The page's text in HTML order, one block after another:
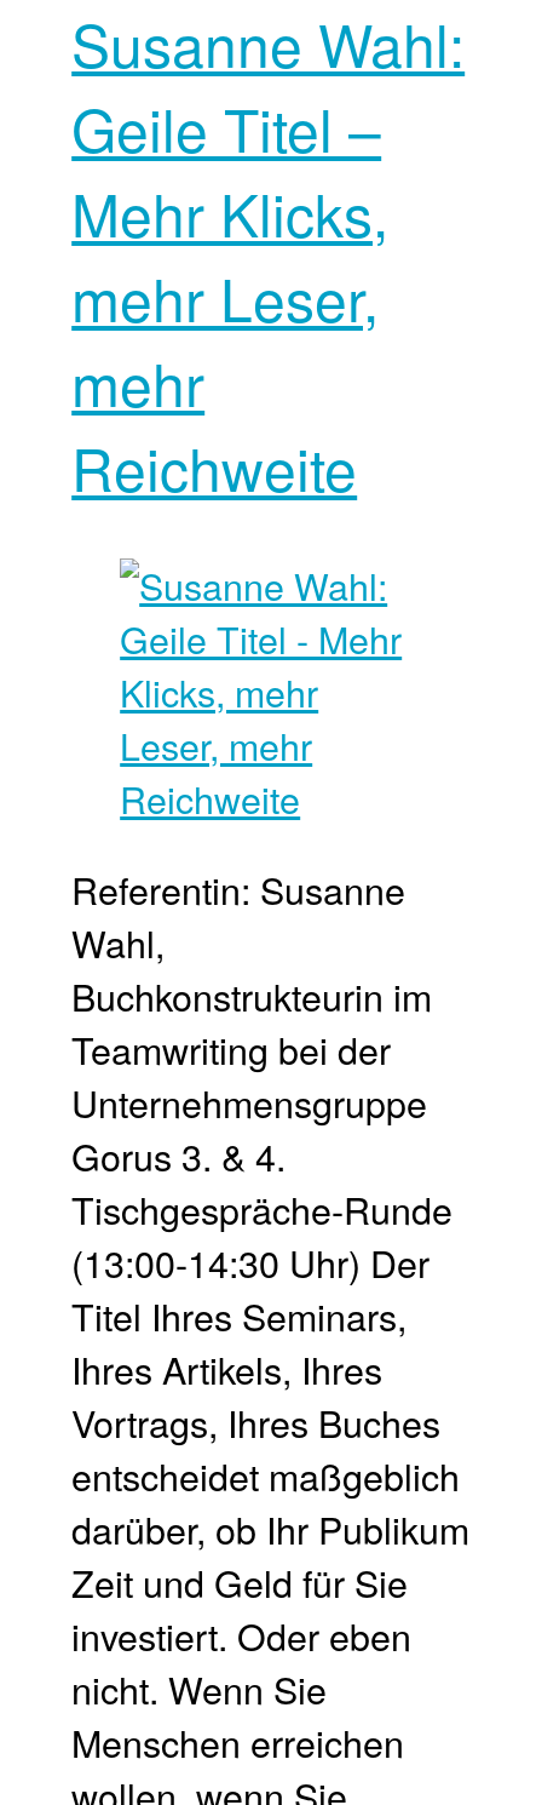
Susanne Wahl:
Geile Titel –
Mehr Klicks,
mehr Leser,
mehr
Reichweite
Referentin: Susanne
Wahl,
Buchkonstrukteurin im
Teamwriting bei der
Unternehmensgruppe
Gorus 3. & 4.
Tischgespräche-Runde
(13:00-14:30 Uhr) Der
Titel Ihres Seminars,
Ihres Artikels, Ihres
Vortrags, Ihres Buches
entscheidet maßgeblich
darüber, ob Ihr Publikum
Zeit und Geld für Sie
investiert. Oder eben
nicht. Wenn Sie
Menschen erreichen